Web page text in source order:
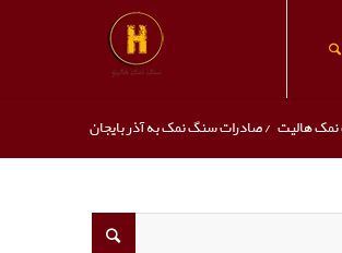
هالیت /صادرات سنگ نمک به آذربایجان